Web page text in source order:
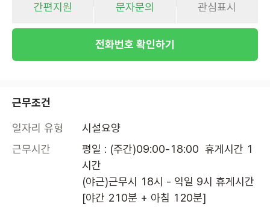
간편지원 문자문의 관심표시
전화번호 확인하기
근무조건
일자리 유형
시설요양
근무시간
평일 : (주간)09:00-18:00  휴게시간 1
시간
(야근)근무시 18시 - 익일 9시 휴게시간
[야간 210분 + 아침 120분]